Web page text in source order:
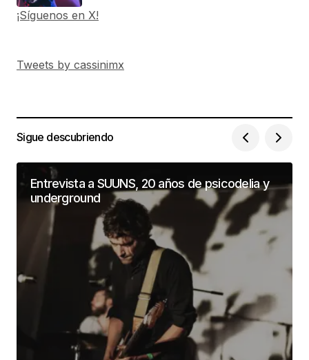
¡Síguenos en X!
Tweets by cassinimx
Sigue descubriendo
Entrevista a SUUNS, 20 años de psicodelia y
underground